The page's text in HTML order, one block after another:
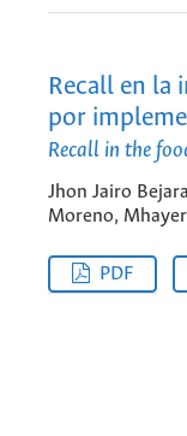
Recall en la
por
Recall in the
Jhon Jairo
Moreno,
PDF